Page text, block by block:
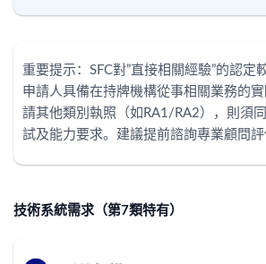
重要提示：SFC對”直接相關經驗”的認定
申請人具備在持牌機構從事相關業務的
請其他類別執照（如RA1/RA2），則須
試及能力要求。建議提前諮詢專業顧問評
技術系統需求（第7類特有）